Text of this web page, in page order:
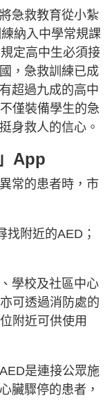
急救教育從小紮
納入中學常規課
定高中生必須接
，急救訓練已成
超過九成的高中
僅裝備學生的急
身救人的信心。
App
常的患者時，市
找附近的AED；
學校及社區中心
可透過消防處的
附近可供使用
是連接公眾施
臟驟停的患者，